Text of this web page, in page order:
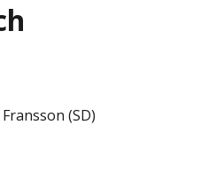
(SD)